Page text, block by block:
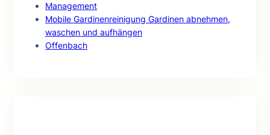
Management
Mobile Gardinenreinigung Gardinen abnehmen,
waschen und aufhängen
Offenbach